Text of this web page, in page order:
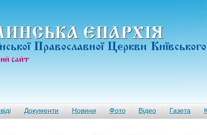
ЄПАРХIЯ
Православної Церкви
сайт
Документи Новини Фото Відео Газета